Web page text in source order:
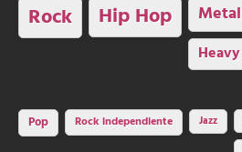
Rock Hip Hop Metal
Pop Rock independiente Jazz